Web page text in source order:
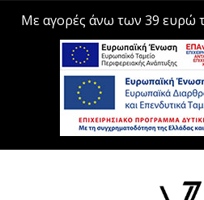
Με αγορές άνω των 39 ευρώ